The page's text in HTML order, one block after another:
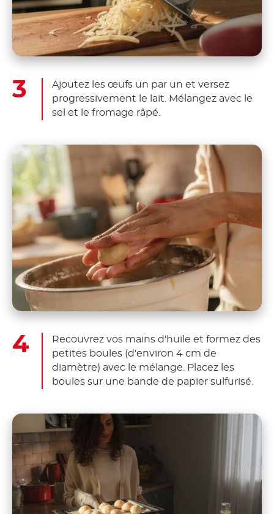
Ajoutez les œufs un par un et versez
progressivement le lait. Mélangez avec le
sel et le fromage râpé.
Recouvrez vos mains d'huile et formez des
petites boules (d'environ 4 cm de
diamètre) avec le mélange. Placez les
boules sur une bande de papier sulfurisé.